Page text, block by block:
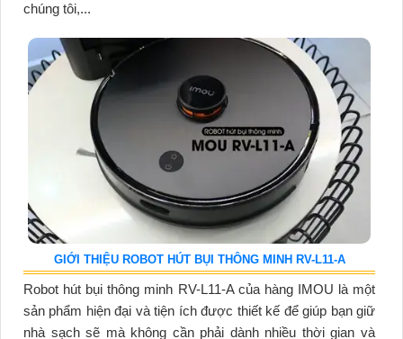
chúng tôi,...
GIỚI THIỆU ROBOT HÚT BỤI THÔNG MINH RV-L11-A
Robot hút bụi thông minh RV-L11-A của hàng IMOU là một
sản phẩm hiện đại và tiện ích được thiết kế để giúp bạn giữ
nhà sạch sẽ mà không cần phải dành nhiều thời gian và